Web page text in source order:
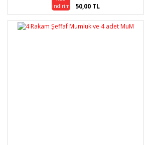
indirim
50,00 TL